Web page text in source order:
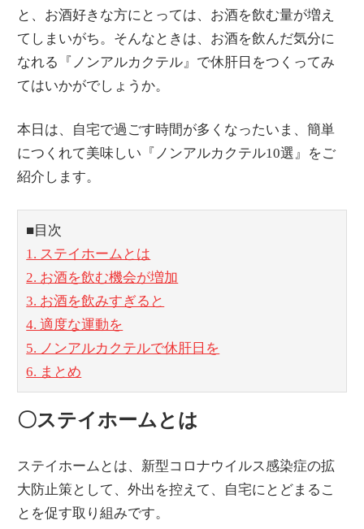
と、お酒好きな方にとっては、お酒を飲む量が増え
てしまいがち。そんなときは、お酒を飲んだ気分に
なれる『ノンアルカクテル』で休肝日をつくってみ
てはいかがでしょうか。
本日は、自宅で過ごす時間が多くなったいま、簡単
につくれて美味しい『ノンアルカクテル10選』をご
紹介します。
■目次
1. ステイホームとは
2. お酒を飲む機会が増加
3. お酒を飲みすぎると
4. 適度な運動を
5. ノンアルカクテルで休肝日を
6. まとめ
〇ステイホームとは
ステイホームとは、新型コロナウイルス感染症の拡
大防止策として、外出を控えて、自宅にとどまるこ
とを促す取り組みです。